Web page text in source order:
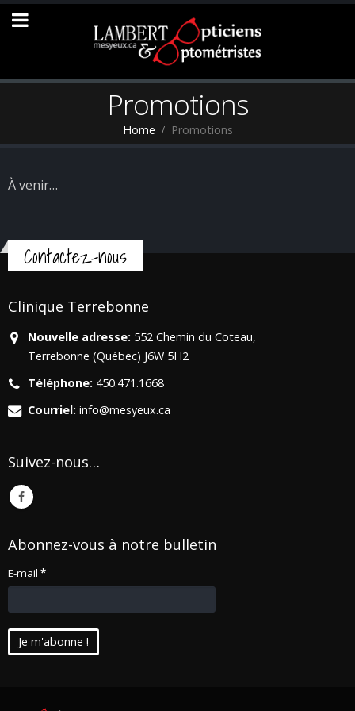
Promotions
Home Promotions
À venir…
Contactez-nous
Clinique Terrebonne
Nouvelle adresse: 552 Chemin du Coteau,
Terrebonne (Québec) J6W 5H2
Téléphone: 450.471.1668
Courriel: info@mesyeux.ca
Suivez-nous…
Abonnez-vous à notre bulletin
E-mail *